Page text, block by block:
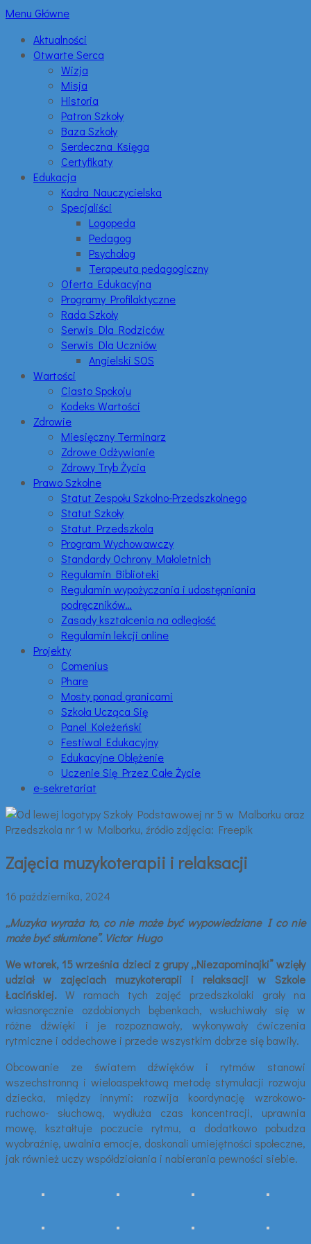
Menu Główne
Aktualności
Otwarte Serca
Wizja
Misja
Historia
Patron Szkoły
Baza Szkoły
Serdeczna Księga
Certyfikaty
Edukacja
Kadra Nauczycielska
Specjaliści
Logopeda
Pedagog
Psycholog
Terapeuta pedagogiczny
Oferta Edukacyjna
Programy Profilaktyczne
Rada Szkoły
Serwis Dla Rodziców
Serwis Dla Uczniów
Angielski SOS
Wartości
Ciasto Spokoju
Kodeks Wartości
Zdrowie
Miesięczny Terminarz
Zdrowe Odżywianie
Zdrowy Tryb Życia
Prawo Szkolne
Statut Zespołu Szkolno-Przedszkolnego
Statut Szkoły
Statut Przedszkola
Program Wychowawczy
Standardy Ochrony Małoletnich
Regulamin Biblioteki
Regulamin wypożyczania i udostępniania
podręczników…
Zasady kształcenia na odległość
Regulamin lekcji online
Projekty
Comenius
Phare
Mosty ponad granicami
Szkoła Ucząca Się
Panel Koleżeński
Festiwal Edukacyjny
Edukacyjne Oblężenie
Uczenie Się Przez Całe Życie
e-sekretariat
Zajęcia muzykoterapii i relaksacji
16 października, 2024
„Muzyka wyraża to, co nie może być wypowiedziane I co nie
może być stłumione”. Victor Hugo
We wtorek, 15 września dzieci z grupy ,,Niezapominajki”wzięły
udział w zajęciach muzykoterapii i relaksacji w Szkole
Łacińskiej. W ramach tych zajęć przedszkolaki grały na
własnoręcznie ozdobionych bębenkach, wsłuchiwały się w
różne dźwięki i je rozpoznawały, wykonywały ćwiczenia
rytmiczne i oddechowe i przede wszystkim dobrze się bawiły.
Obcowanie ze światem dźwięków i rytmów stanowi
wszechstronną i wieloaspektową metodę stymulacji rozwoju
dziecka, między innymi: rozwija koordynację wzrokowo-
ruchowo- słuchową, wydłuża czas koncentracji, uprawnia
mowę, kształtuje poczucie rytmu, a dodatkowo pobudza
wyobraźnię, uwalnia emocje, doskonali umiejętności społeczne,
jak również uczy współdziałania i nabierania pewności siebie.